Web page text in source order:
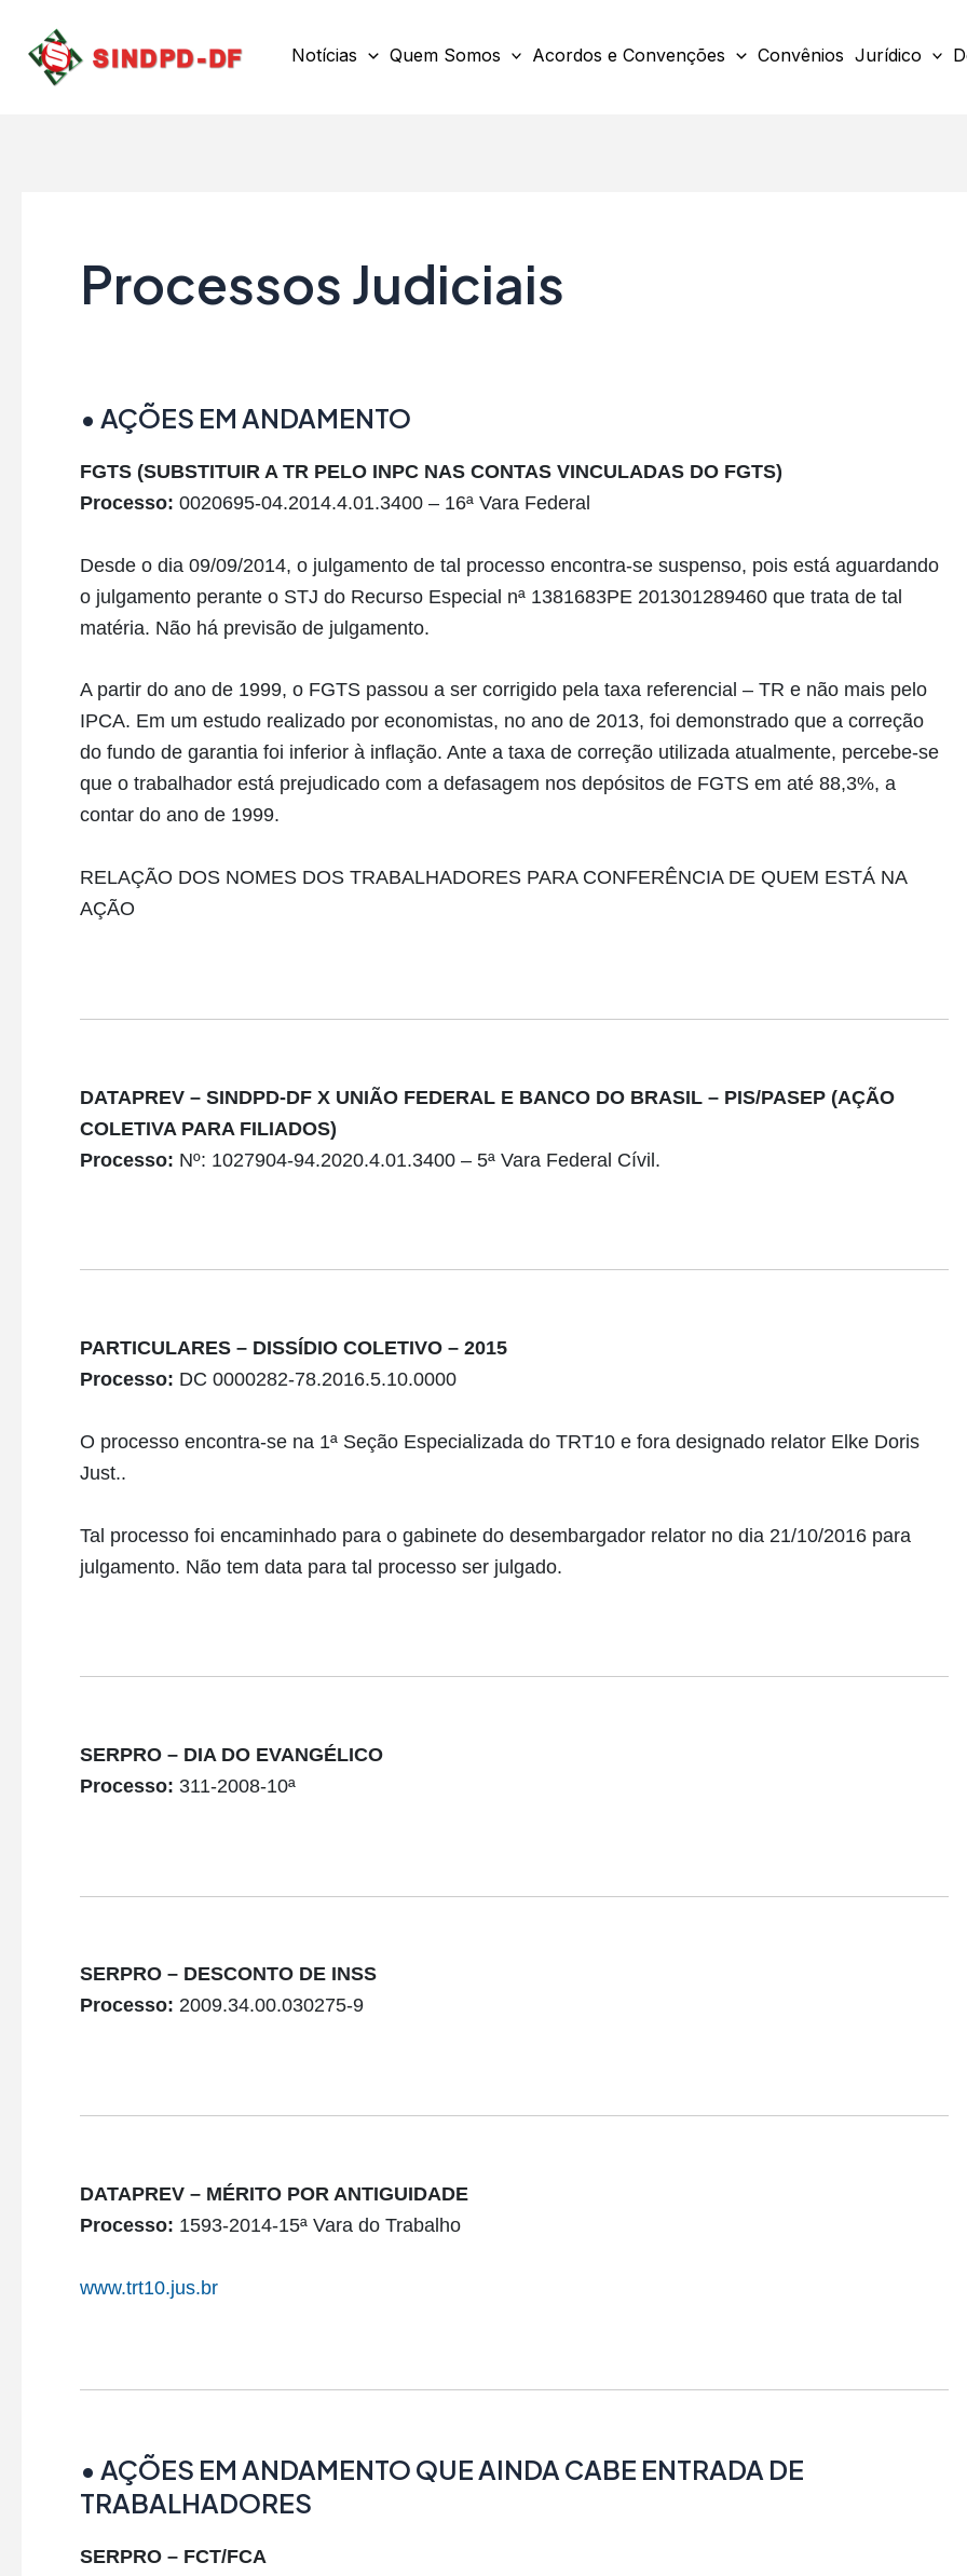
para
Notícias Quem Somos Acordos e Convenções Convênios Jurídico
Processos Judiciais
• AÇÕES EM ANDAMENTO
FGTS (SUBSTITUIR A TR PELO INPC NAS CONTAS VINCULADAS DO FGTS)
Processo: 0020695-04.2014.4.01.3400 – 16ª Vara Federal
Desde o dia 09/09/2014, o julgamento de tal processo encontra-se suspenso, pois está aguardando
o julgamento perante o STJ do Recurso Especial nª 1381683PE 201301289460 que trata de tal
matéria. Não há previsão de julgamento.
A partir do ano de 1999, o FGTS passou a ser corrigido pela taxa referencial – TR e não mais pelo
IPCA. Em um estudo realizado por economistas, no ano de 2013, foi demonstrado que a correção
do fundo de garantia foi inferior à inflação. Ante a taxa de correção utilizada atualmente, percebe-se
que o trabalhador está prejudicado com a defasagem nos depósitos de FGTS em até 88,3%, a
contar do ano de 1999.
RELAÇÃO DOS NOMES DOS TRABALHADORES PARA CONFERÊNCIA DE QUEM ESTÁ NA
AÇÃO
DATAPREV – SINDPD-DF X UNIÃO FEDERAL E BANCO DO BRASIL – PIS/PASEP (AÇÃO
COLETIVA PARA FILIADOS)
Processo: Nº: 1027904-94.2020.4.01.3400 – 5ª Vara Federal Cívil.
PARTICULARES – DISSÍDIO COLETIVO – 2015
Processo: DC 0000282-78.2016.5.10.0000
O processo encontra-se na 1ª Seção Especializada do TRT10 e fora designado relator Elke Doris
Just..
Tal processo foi encaminhado para o gabinete do desembargador relator no dia 21/10/2016 para
julgamento. Não tem data para tal processo ser julgado.
SERPRO – DIA DO EVANGÉLICO
Processo: 311-2008-10ª
SERPRO – DESCONTO DE INSS
Processo: 2009.34.00.030275-9
DATAPREV – MÉRITO POR ANTIGUIDADE
Processo: 1593-2014-15ª Vara do Trabalho
www.trt10.jus.br
• AÇÕES EM ANDAMENTO QUE AINDA CABE ENTRADA DE
TRABALHADORES
SERPRO – FCT/FCA